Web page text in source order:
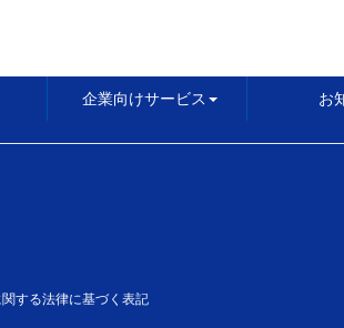
企業向けサービス お
する法律に基づく表記